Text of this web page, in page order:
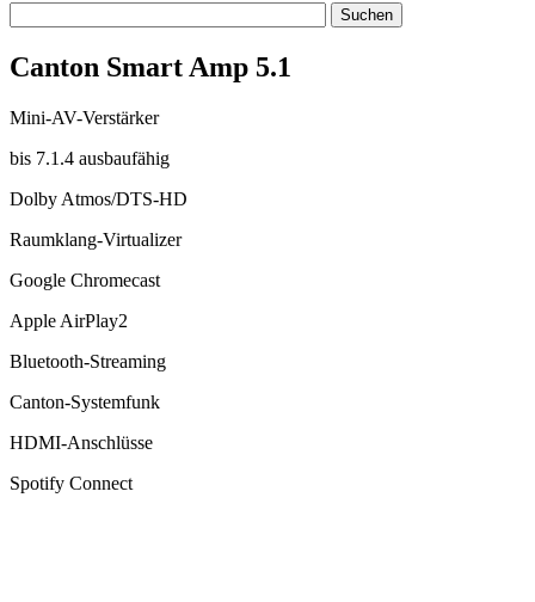
Canton Smart Amp 5.1
Mini-AV-Verstärker
bis 7.1.4 ausbaufähig
Dolby Atmos/DTS-HD
Raumklang-Virtualizer
Google Chromecast
Apple AirPlay2
Bluetooth-Streaming
Canton-Systemfunk
HDMI-Anschlüsse
Spotify Connect